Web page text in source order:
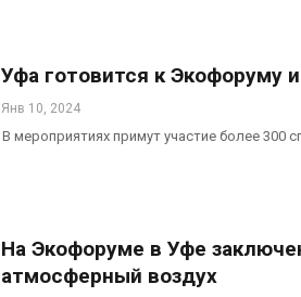
Уфа готовится к Экофоруму
Янв 10, 2024
В мероприятиях примут участие более 300
На Экофоруме в Уфе
атмосферный воздух
Учёные
ветра